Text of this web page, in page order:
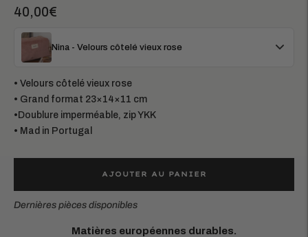
40,00€
Nina - Velours côtelé vieux rose
• Velours côtelé vieux rose
• Grand format 23×14×11 cm
•Doublure imperméable, zip YKK
• Mad in Portugal
AJOUTER AU PANIER
Dernières pièces disponibles
Matières européennes durables.